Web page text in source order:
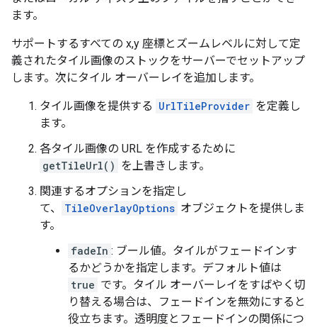
ます。
サポートするすべての x,y 座標とズームレベルに対して定
義されたタイル画像のストックをサーバーでセットアップ
します。次にタイル オーバーレイを追加します。
タイル画像を提供する UrlTileProvider を定義し
ます。
各タイル画像の URL を作成するために
getTileUrl() を上書きします。
関連するオプションを指定し
て、
TileOverlayOptions オブジェクトを提供しま
す。
fadeIn : ブール値。タイルがフェードインす
るかどうかを指定します。デフォルト値は
true です。タイル オーバーレイをすばやく切
り替える場合は、フェードインを無効にすると
役立ちます。透明度とフェードインの関係につ